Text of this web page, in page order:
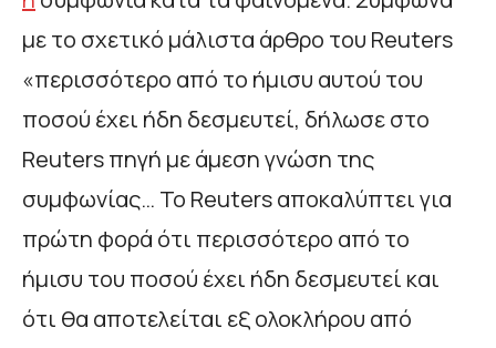
με το σχετικό μάλιστα άρθρο του Reuters
«περισσότερο από το ήμισυ αυτού του
ποσού έχει ήδη δεσμευτεί, δήλωσε στο
Reuters πηγή με άμεση γνώση της
συμφωνίας… Το Reuters αποκαλύπτει για
πρώτη φορά ότι περισσότερο από το
ήμισυ του ποσού έχει ήδη δεσμευτεί και
ότι θα αποτελείται εξ ολοκλήρου από